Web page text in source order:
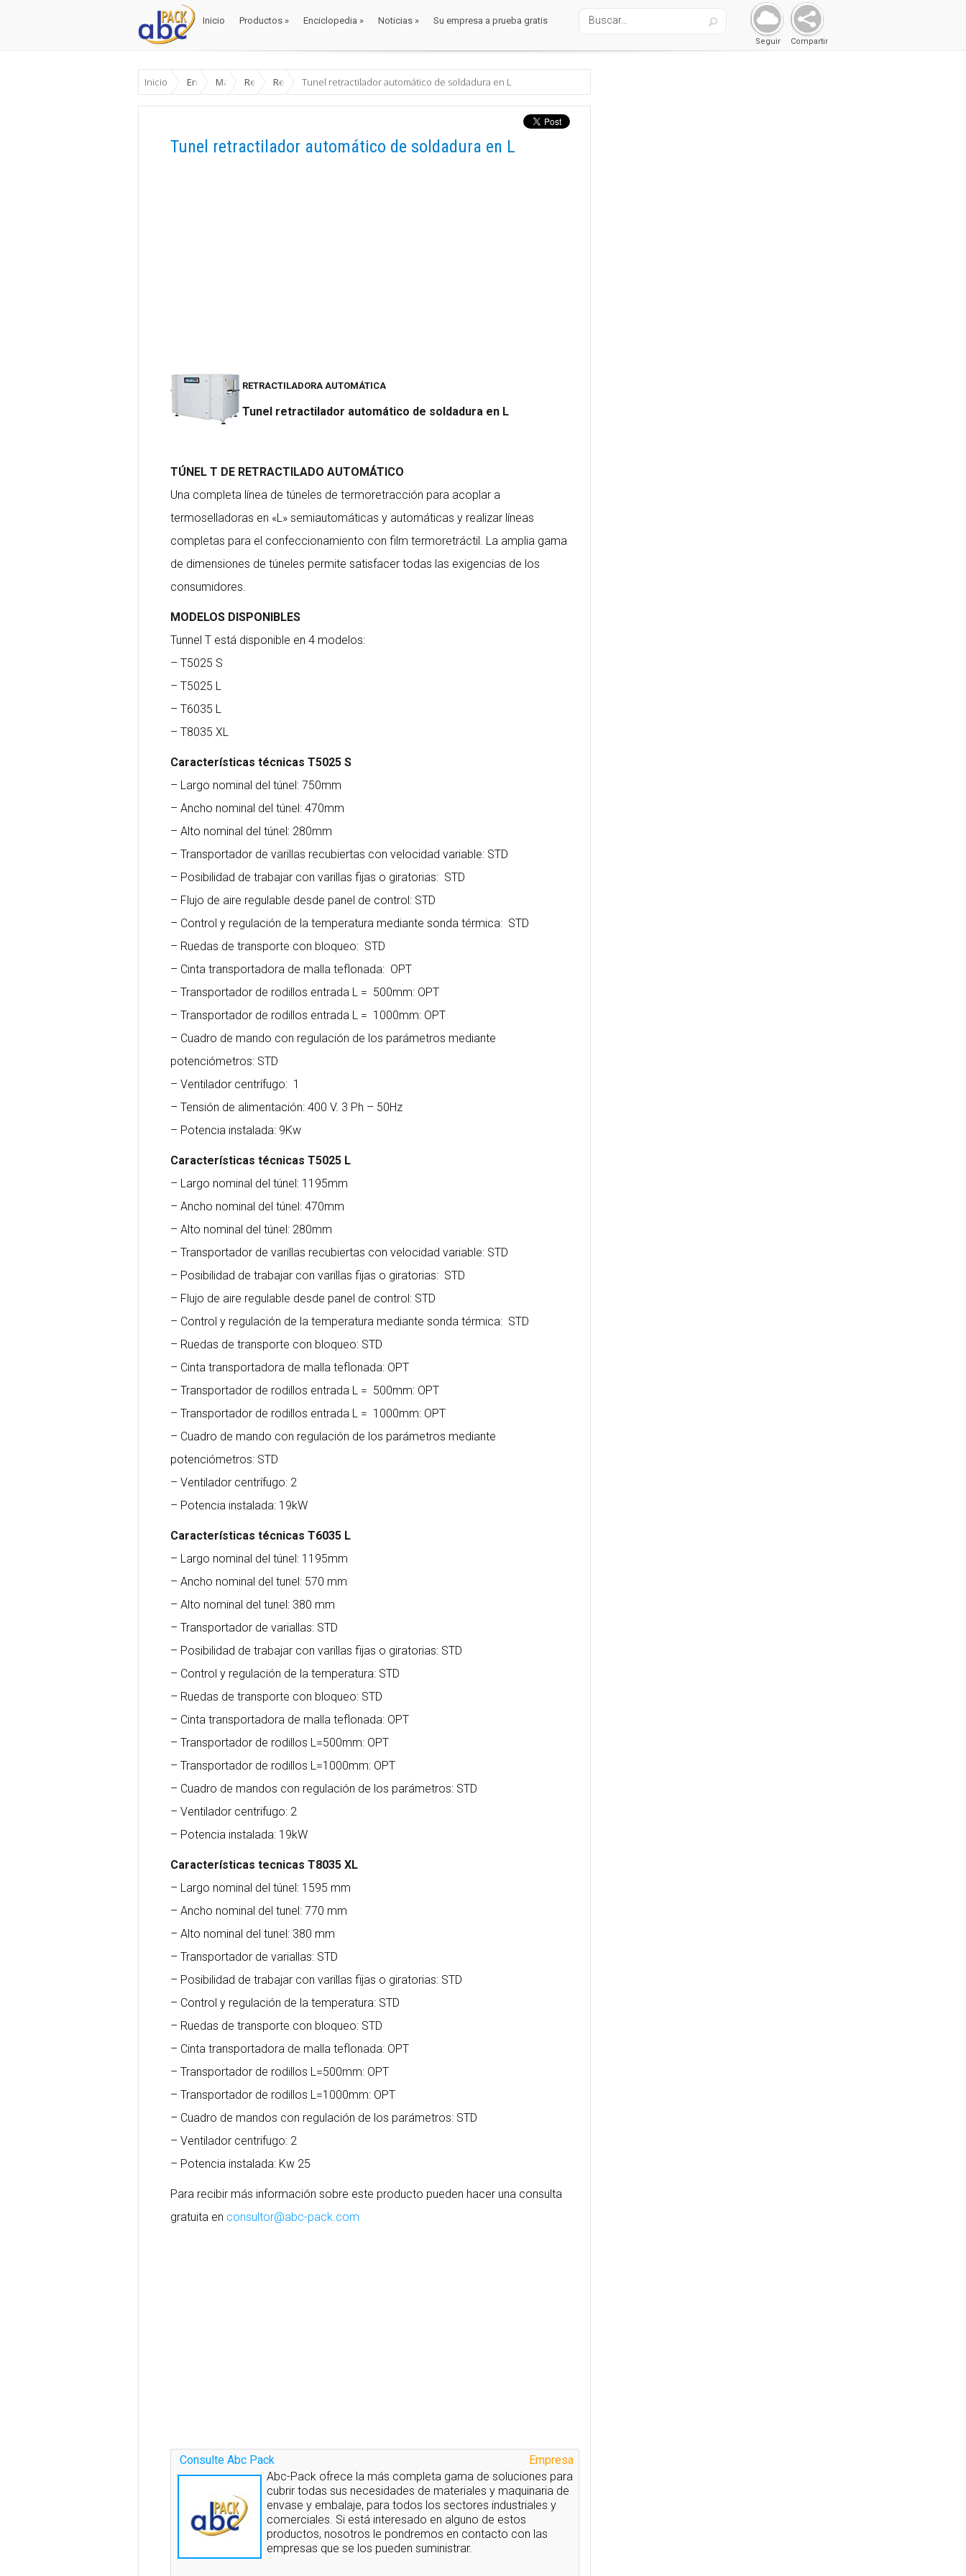
Inicio Productos » Enciclopedia » Noticias » Su empresa a prueba gratis
Compartir
Seguir
Inicio EnciclopediaMáquinas Envase y Embalaje
Retractiladoras
Retractiladoras Automáticas
Tunel retractilador automático de soldadura en L
Tunel retractilador automático de soldadura en L
RETRACTILADORA AUTOMÁTICA
Tunel retractilador automático de soldadura en L
TÚNEL T DE RETRACTILADO AUTOMÁTICO
Una completa línea de túneles de termoretracción para acoplar a
termoselladoras en «L» semiautomáticas y automáticas y realizar líneas
completas para el confeccionamiento con film termoretráctil. La amplia gama
de dimensiones de túneles permite satisfacer todas las exigencias de los
consumidores.
MODELOS DISPONIBLES
Tunnel T está disponible en 4 modelos:
– T5025 S
– T5025 L
– T6035 L
– T8035 XL
Características técnicas T5025 S
– Largo nominal del túnel: 750mm
– Ancho nominal del túnel: 470mm
– Alto nominal del túnel: 280mm
– Transportador de varillas recubiertas con velocidad variable: STD
– Posibilidad de trabajar con varillas fijas o giratorias: STD
– Flujo de aire regulable desde panel de control: STD
– Control y regulación de la temperatura mediante sonda térmica: STD
– Ruedas de transporte con bloqueo: STD
– Cinta transportadora de malla teflonada: OPT
– Transportador de rodillos entrada L = 500mm: OPT
– Transportador de rodillos entrada L = 1000mm: OPT
– Cuadro de mando con regulación de los parámetros mediante
potenciómetros: STD
– Ventilador centrífugo: 1
– Tensión de alimentación: 400 V. 3 Ph – 50Hz
– Potencia instalada: 9Kw
Características técnicas T5025 L
– Largo nominal del túnel: 1195mm
– Ancho nominal del túnel: 470mm
– Alto nominal del túnel: 280mm
– Transportador de varillas recubiertas con velocidad variable: STD
– Posibilidad de trabajar con varillas fijas o giratorias: STD
– Flujo de aire regulable desde panel de control: STD
– Control y regulación de la temperatura mediante sonda térmica: STD
– Ruedas de transporte con bloqueo: STD
– Cinta transportadora de malla teflonada: OPT
– Transportador de rodillos entrada L = 500mm: OPT
– Transportador de rodillos entrada L = 1000mm: OPT
– Cuadro de mando con regulación de los parámetros mediante
potenciómetros: STD
– Ventilador centrífugo: 2
– Potencia instalada: 19kW
Características técnicas T6035 L
– Largo nominal del túnel: 1195mm
– Ancho nominal del tunel: 570 mm
– Alto nominal del tunel: 380 mm
– Transportador de variallas: STD
– Posibilidad de trabajar con varillas fijas o giratorias: STD
– Control y regulación de la temperatura: STD
– Ruedas de transporte con bloqueo: STD
– Cinta transportadora de malla teflonada: OPT
– Transportador de rodillos L=500mm: OPT
– Transportador de rodillos L=1000mm: OPT
– Cuadro de mandos con regulación de los parámetros: STD
– Ventilador centrifugo: 2
– Potencia instalada: 19kW
Características tecnicas T8035 XL
– Largo nominal del túnel: 1595 mm
– Ancho nominal del tunel: 770 mm
– Alto nominal del tunel: 380 mm
– Transportador de variallas: STD
– Posibilidad de trabajar con varillas fijas o giratorias: STD
– Control y regulación de la temperatura: STD
– Ruedas de transporte con bloqueo: STD
– Cinta transportadora de malla teflonada: OPT
– Transportador de rodillos L=500mm: OPT
– Transportador de rodillos L=1000mm: OPT
– Cuadro de mandos con regulación de los parámetros: STD
– Ventilador centrifugo: 2
– Potencia instalada: Kw 25
Para recibir más información sobre este producto pueden hacer una consulta
gratuita en consultor@abc-pack.com
Empresa
Consulte Abc Pack
Abc-Pack ofrece la más completa gama de soluciones para
cubrir todas sus necesidades de materiales y maquinaria de
envase y embalaje, para todos los sectores industriales y
comerciales. Si está interesado en alguno de estos
productos, nosotros le pondremos en contacto con las
empresas que se los pueden suministrar.